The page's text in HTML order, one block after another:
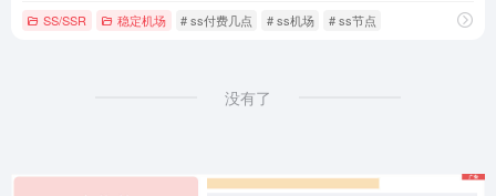
SS/SSR 稳定机场 # ss付费几点 # ss机场 # ss节点
没有了